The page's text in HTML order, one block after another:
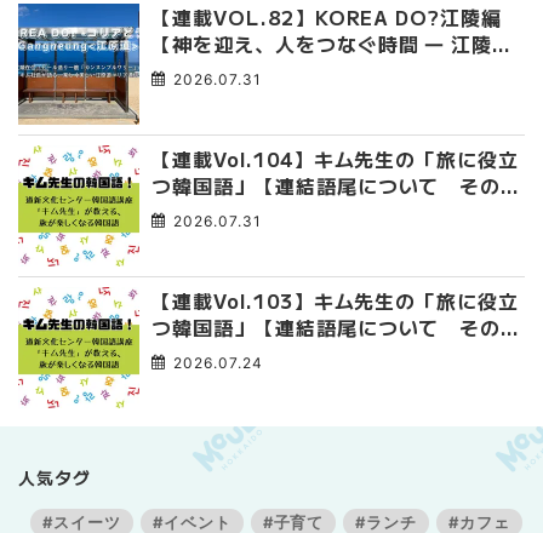
【連載VOL.82】KOREA DO?江陵編
【神を迎え、人をつなぐ時間 ― 江陵端
午祭 】
2026.07.31
【連載Vol.104】キム先生の「旅に役立
つ韓国語」【連結語尾について その
4】2026.07.31
【連載Vol.103】キム先生の「旅に役立
つ韓国語」【連結語尾について その
3】2026.07.24
人気タグ
#スイーツ #イベント #子育て #ランチ
#カフェ